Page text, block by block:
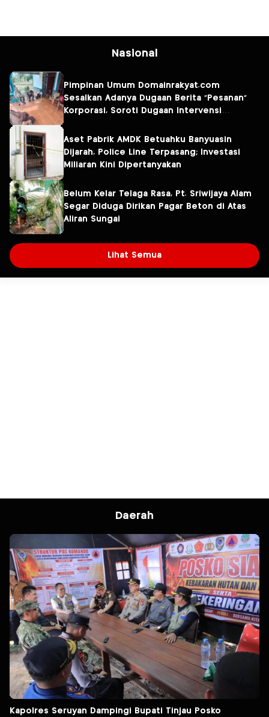
Nasional
Pimpinan Umum Domainrakyat.com
Sesalkan Adanya Dugaan Berita “Pesanan”
Korporasi, Soroti Dugaan Intervensi
Lingkungan
Aset Pabrik AMDK Betuahku Banyuasin
Dijarah, Police Line Terpasang; Investasi
Miliaran Kini Dipertanyakan
Belum Kelar Telaga Rasa, Pt. Sriwijaya Alam
Segar Diduga Dirikan Pagar Beton di Atas
Aliran Sungai
Lihat Semua
Daerah
Kapolres Seruyan Dampingi Bupati Tinjau Posko